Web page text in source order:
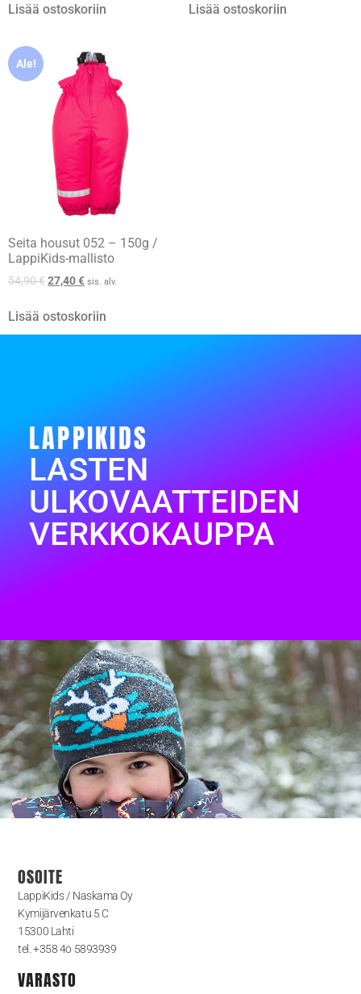
Lisää ostoskoriin Lisää ostoskoriin
Ale!
Seita housut 052 – 150g /
LappiKids-mallisto
54,90€27,40€ sis. alv.
Lisää ostoskoriin
LAPPIKIDS
LASTEN
ULKOVAATTEIDEN
VERKKOKAUPPA
OSOITE
LappiKids / Naskama Oy
Kymijärvenkatu 5 C
15300 Lahti
tel. +358 4o 5893939
VARASTO